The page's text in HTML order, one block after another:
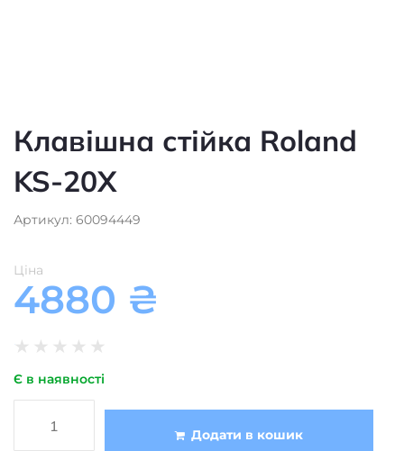
Клавішна стійка Roland
KS-20X
Артикул: 60094449
Ціна
4880 ₴
★ ★ ★ ★ ★
Є в наявності
Додати в кошик